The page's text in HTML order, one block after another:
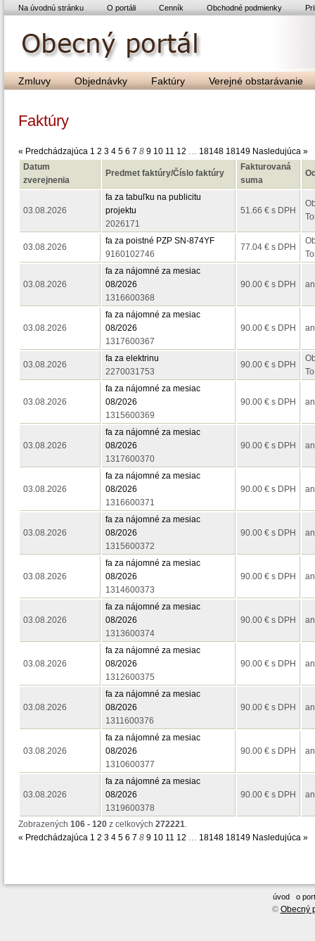
Na úvodnú stránku O portáli Cenník Obchodné podmienky
Zmluvy Objednávky Faktúry Verejné obstarávanie
Faktúry
« Predchádzajúca 1 2 3 4 5 6 7 8 9 10 11 12 … 18148 18149 Nasledujúca »
Datum
zverejnenia
Predmet faktúry/Číslo faktúry
Fakturovaná
suma
03.08.2026
fa za tabuľku na publicitu
projektu
2026171
51.66 € s DPH
03.08.2026
fa za poistné PZP SN-874YF
9160102746
77.04 € s DPH
03.08.2026
fa za nájomné za mesiac
08/2026
1316600368
90.00 € s DPH
03.08.2026
fa za nájomné za mesiac
08/2026
1317600367
90.00 € s DPH
03.08.2026
fa za elektrinu
2270031753
90.00 € s DPH
03.08.2026
fa za nájomné za mesiac
08/2026
1315600369
90.00 € s DPH
03.08.2026
fa za nájomné za mesiac
08/2026
1317600370
90.00 € s DPH
03.08.2026
fa za nájomné za mesiac
08/2026
1316600371
90.00 € s DPH
03.08.2026
fa za nájomné za mesiac
08/2026
1315600372
90.00 € s DPH
03.08.2026
fa za nájomné za mesiac
08/2026
1314600373
90.00 € s DPH
03.08.2026
fa za nájomné za mesiac
08/2026
1313600374
90.00 € s DPH
03.08.2026
fa za nájomné za mesiac
08/2026
1312600375
90.00 € s DPH
03.08.2026
fa za nájomné za mesiac
08/2026
1311600376
90.00 € s DPH
03.08.2026
fa za nájomné za mesiac
08/2026
1310600377
90.00 € s DPH
03.08.2026
fa za nájomné za mesiac
08/2026
1319600378
90.00 € s DPH
Zobrazených 106 - 120 z celkových 272221.
« Predchádzajúca 1 2 3 4 5 6 7 8 9 10 11 12 … 18148 18149 Nasledujúca »
úvod o
© Obecný